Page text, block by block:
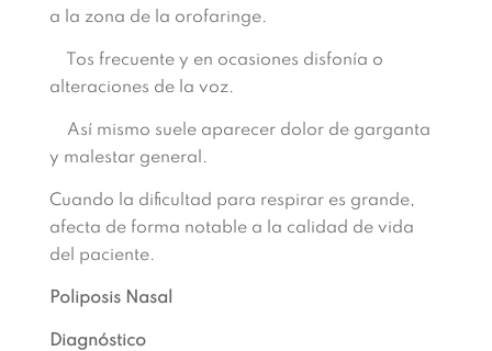
a la zona de la orofaringe.
Tos frecuente y en ocasiones disfonía o
alteraciones de la voz.
Así mismo suele aparecer dolor de garganta
y malestar general.
Cuando la dificultad para respirar es grande,
afecta de forma notable a la calidad de vida
del paciente.
Poliposis Nasal
Diagnóstico